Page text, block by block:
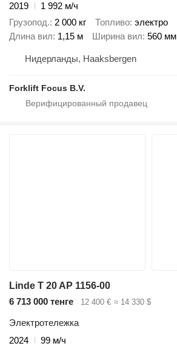
2019
1 992 м/ч
Грузопод. 2 000 кг Топливо электро
Длина вил 1,15 м Ширина вил 560 мм
Нидерланды, Haaksbergen
Forklift Focus B.V.
Linde T 20 AP 1156-00
6 713 000 тенге
12 400 € ≈ 14 330 $
Электротележка
2024
99 м/ч